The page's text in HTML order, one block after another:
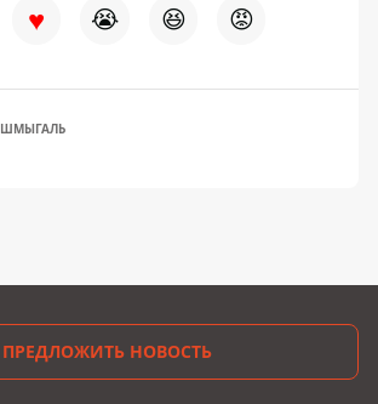
♥ 😭 😆 😡
ШМЫГАЛЬ
ПРЕДЛОЖИТЬ НОВОСТЬ